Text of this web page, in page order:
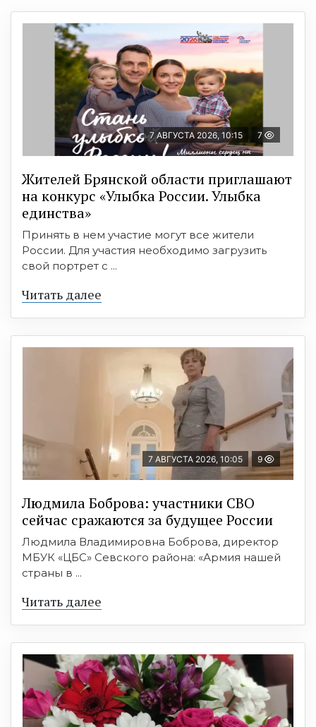
7 АВГУСТА 2026, 10:15 7
Жителей Брянской области приглашают
на конкурс «Улыбка России. Улыбка
единства»
Принять в нем участие могут все жители
России. Для участия необходимо загрузить
свой портрет с ...
Читать далее
7 АВГУСТА 2026, 10:05 9
Людмила Боброва: участники СВО
сейчас сражаются за будущее России
Людмила Владимировна Боброва, директор
МБУК «ЦБС» Севского района: «Армия нашей
страны в ...
Читать далее